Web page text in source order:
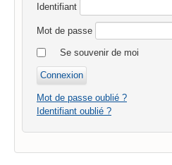
Identifiant
Mot de passe
Se souvenir de moi
Mot de passe oublié ?
Identifiant oublié ?